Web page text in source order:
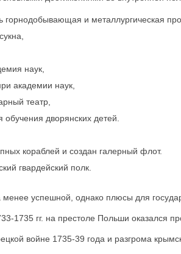
горнодобывающая и металлургическая
наук,
академии наук,
театр,
обучения дворянских детей.
кораблей и создан галерный флот.
гвардейский полк.
успешной, однако плюсы для
1735 гг. на престоле Польши оказался
войне 1735-39 года и разгрома